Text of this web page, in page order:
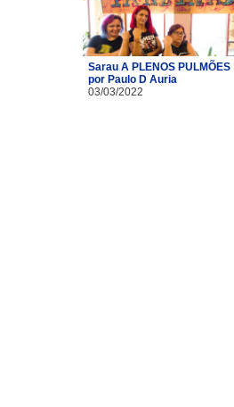
Sarau A PLENOS PULMÕES
por Paulo D Auria
03/03/2022